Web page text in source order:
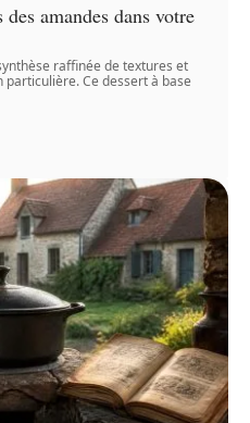
amandes dans votre
raffinée de textures et
Ce dessert à base